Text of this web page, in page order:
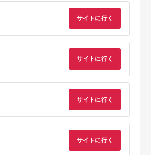
サイトに行く
サイトに行く
サイトに行く
サイトに行く